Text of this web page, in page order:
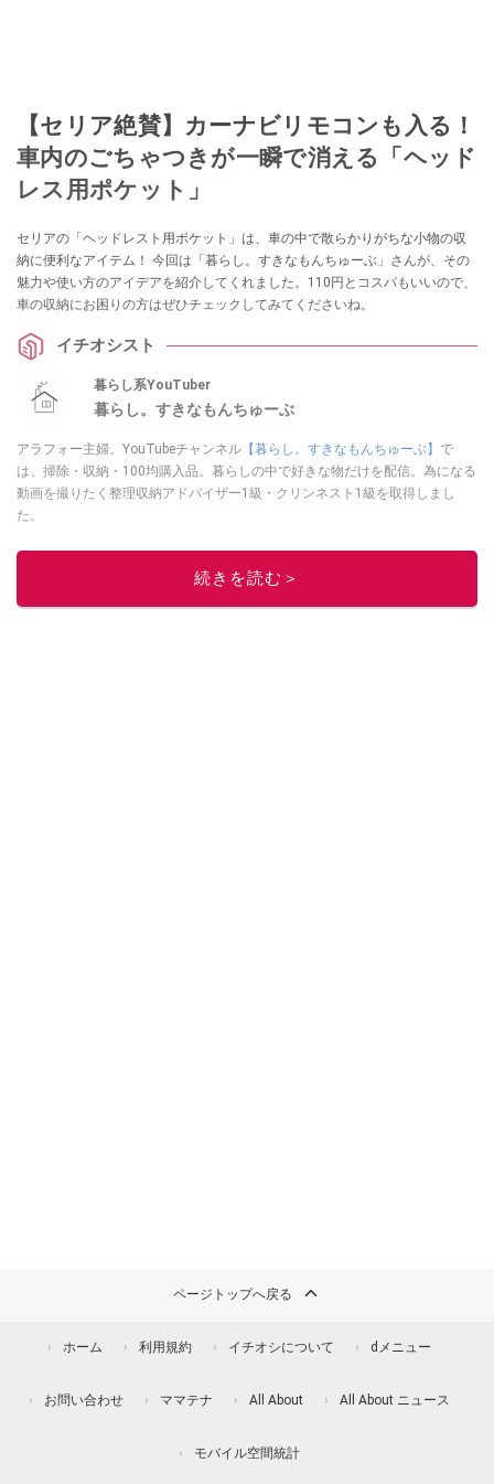
【セリア絶賛】カーナビリモコンも入る！
車内のごちゃつきが一瞬で消える「ヘッド
レス用ポケット」
セリアの「ヘッドレスト用ポケット」は、車の中で散らかりがちな小物の収
納に便利なアイテム！ 今回は「暮らし。すきなもんちゅーぶ」さんが、その
魅力や使い方のアイデアを紹介してくれました。110円とコスパもいいので、
車の収納にお困りの方はぜひチェックしてみてくださいね。
イチオシスト
暮らし系YouTuber
暮らし。すきなもんちゅーぶ
アラフォー主婦。YouTubeチャンネル 【暮らし。すきなもんちゅーぶ】 で
は、掃除・収納・100均購入品。暮らしの中で好きな物だけを配信。為になる
動画を撮りたく整理収納アドバイザー1級・クリンネスト1級を取得しまし
た。
このイチオシストの他の記事を読む
続きを読む＞
ページトップへ戻る
ホーム 利用規約 イチオシについて dメニュー
お問い合わせ ママテナ All About All About ニュース
モバイル空間統計